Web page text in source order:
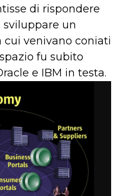
di rispondere
un
cui venivano coniati
fu subito
e IBM in testa.